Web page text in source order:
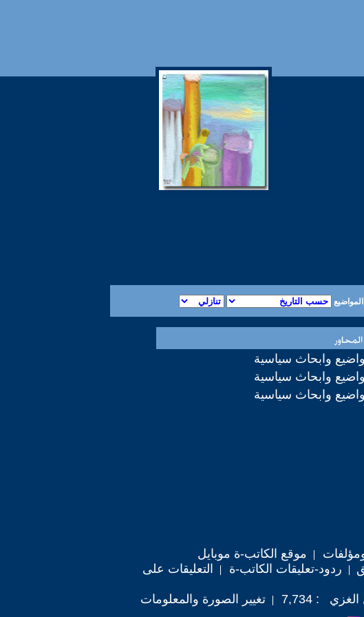
وابحاث سياسية
وابحاث سياسية
وابحاث سياسية
موقع الكاتب-ة موبايل
ردود-تعليقات الكاتب-ة
التعليقات على
: 7,734 تغيير الصورة والمعلومات